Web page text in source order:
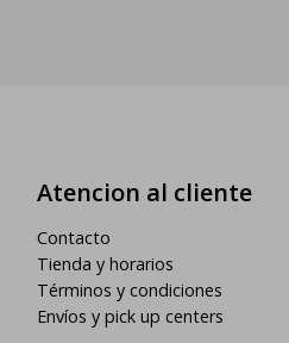
Atencion al cliente
Contacto
Tienda y horarios
Términos y condiciones
Envíos y pick up centers